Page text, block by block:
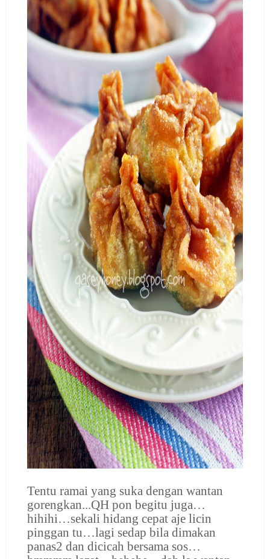
Tentu ramai yang suka dengan wantan
gorengkan...QH pon begitu juga…
hihihi…sekali hidang cepat aje licin
pinggan tu…lagi sedap bila dimakan
panas2 dan dicicah bersama sos…